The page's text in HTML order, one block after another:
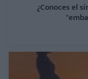
¿Conoces el